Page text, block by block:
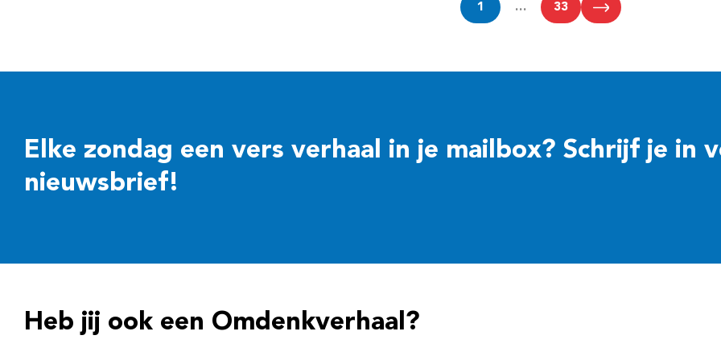
1 … 33
Elke zondag een vers verhaal in je mailbox? Schrijf je in
nieuwsbrief!
Heb jij ook een Omdenkverhaal?